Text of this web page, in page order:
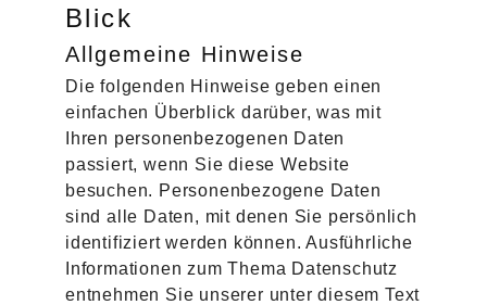
Blick
Allgemeine Hinweise
Die folgenden Hinweise geben einen
einfachen Überblick darüber, was mit
Ihren personenbezogenen Daten
passiert, wenn Sie diese Website
besuchen. Personenbezogene Daten
sind alle Daten, mit denen Sie persönlich
identifiziert werden können. Ausführliche
Informationen zum Thema Datenschutz
entnehmen Sie unserer unter diesem Text